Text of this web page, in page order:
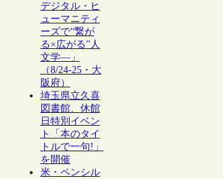
デジタル・ヒ
ューマニティ
ーズで“繋が
る×広がる”人
文学―」
（8/24-25・大
阪府）
埼玉県立久喜
図書館、休館
日特別イベン
ト「本のタイ
トルで一句!」
を開催
米・ペンシル